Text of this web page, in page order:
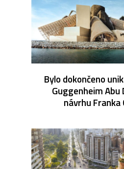
Bylo dokončeno
Guggenheim Abu
návrhu Franka